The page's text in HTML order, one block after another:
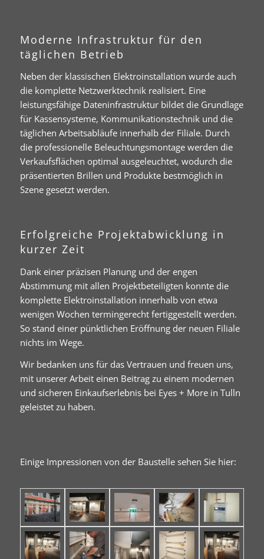
Moderne Infrastruktur für den
täglichen Betrieb
Neben der klassischen Elektroinstallation wurde auch
die komplette Netzwerktechnik realisiert. Eine
leistungsfähige Dateninfrastruktur bildet die Grundlage
für Kassensysteme, Kommunikationstechnik und die
täglichen Arbeitsabläufe innerhalb der Filiale. Durch
die professionelle Beleuchtungsmontage werden die
Verkaufsflächen optimal ausgeleuchtet, wodurch die
präsentierten Brillen und Produkte bestmöglich in
Szene gesetzt werden.
Erfolgreiche Projektabwicklung in
kurzer Zeit
Dank einer präzisen Planung und der engen
Abstimmung mit allen Projektbeteiligten konnte die
komplette Elektroinstallation innerhalb von etwa
wenigen Wochen termingerecht fertiggestellt werden.
So stand einer pünktlichen Eröffnung der neuen Filiale
nichts im Wege.
Wir bedanken uns für das Vertrauen und freuen uns,
mit unserer Arbeit einen Beitrag zu einem modernen
und sicheren Einkaufserlebnis bei Eyes + More in Tulln
geleistet zu haben.
Einige Impressionen von der Baustelle sehen Sie hier: